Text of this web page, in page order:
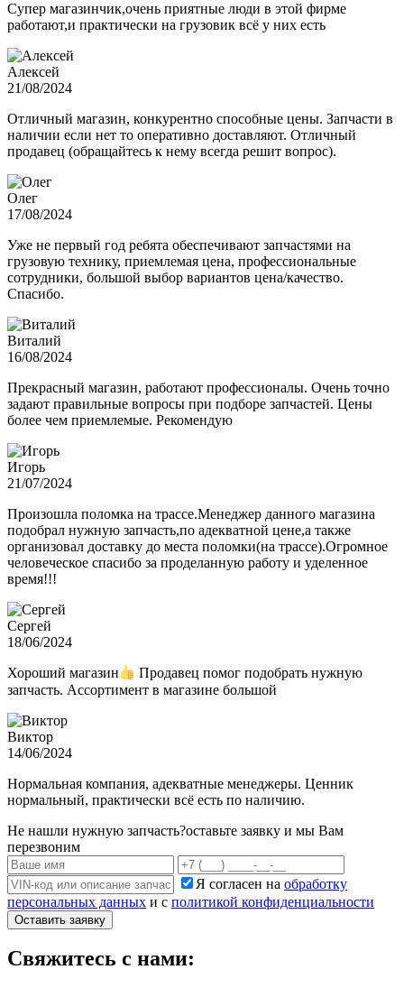
Супер магазинчик,очень приятные люди в этой фирме
работают,и практически на грузовик всё у них есть
Алексей
21/08/2024
Отличный магазин, конкурентно способные цены. Запчасти в
наличии если нет то оперативно доставляют. Отличный
продавец (обращайтесь к нему всегда решит вопрос).
Олег
17/08/2024
Уже не первый год ребята обеспечивают запчастями на
грузовую технику, приемлемая цена, профессиональные
сотрудники, большой выбор вариантов цена/качество.
Спасибо.
Виталий
16/08/2024
Прекрасный магазин, работают профессионалы. Очень точно
задают правильные вопросы при подборе запчастей. Цены
более чем приемлемые. Рекомендую
Игорь
21/07/2024
Произошла поломка на трассе.Менеджер данного магазина
подобрал нужную запчасть,по адекватной цене,а также
организовал доставку до места поломки(на трассе).Огромное
человеческое спасибо за проделанную работу и уделенное
время!!!
Сергей
18/06/2024
Хороший магазин
Продавец помог подобрать нужную
запчасть. Ассортимент в магазине большой
Виктор
14/06/2024
Нормальная компания, адекватные менеджеры. Ценник
нормальный, практически всё есть по наличию.
Не нашли нужную запчасть?оставьте заявку и мы Вам
перезвоним
Я согласен на обработку
персональных данных и с политикой конфиденциальности
Оставить заявку
Свяжитесь с нами: